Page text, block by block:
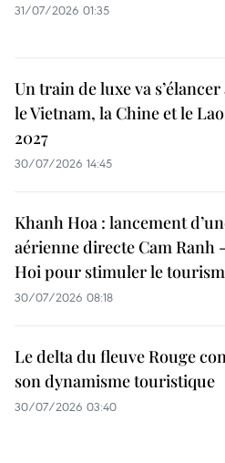
31/07/2026 01:35
Un train de luxe va
le Vietnam, la Chine et le
2027
30/07/2026 14:45
Khanh Hoa : lancement
aérienne directe Cam Ranh
Hoi pour stimuler le
30/07/2026 08:18
Le delta du fleuve Rouge
son dynamisme touristique
30/07/2026 03:40